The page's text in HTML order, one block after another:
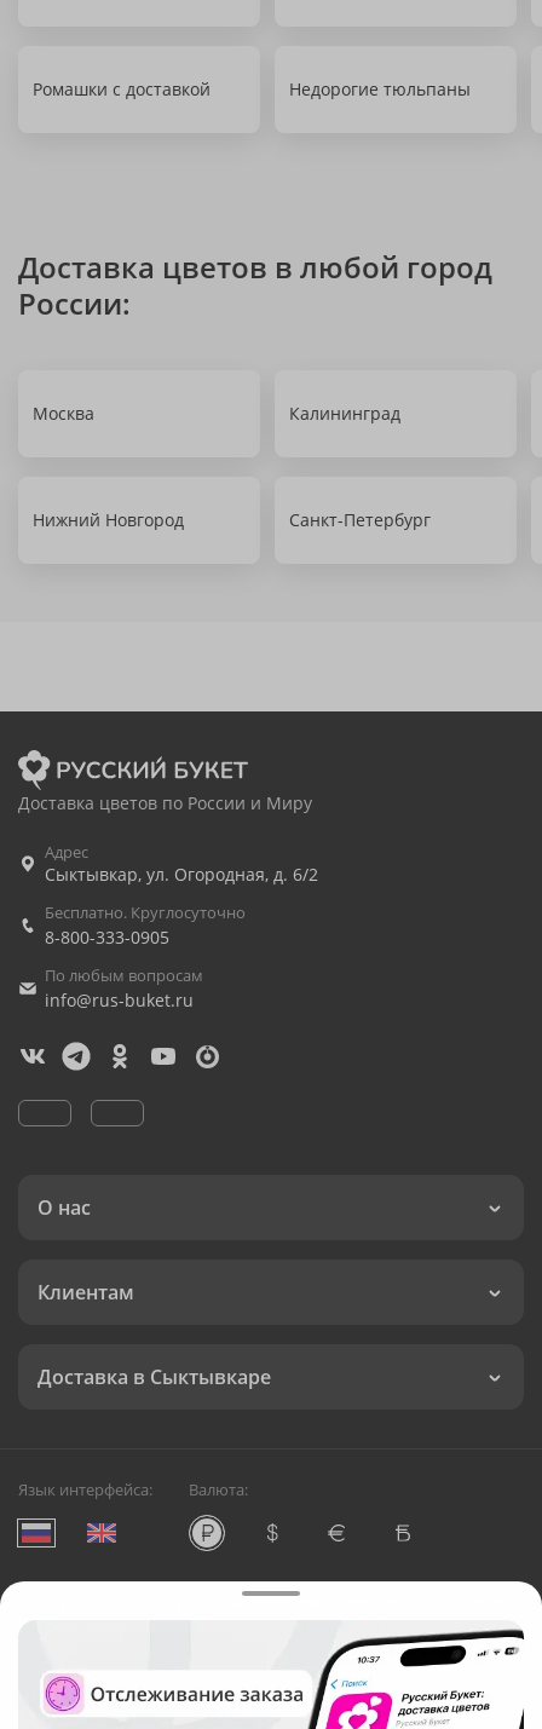
Ромашки с доставкой Недорогие тюльпаны
Доставка цветов в любой город
России:
Москва Калининград
Нижний Новгород Санкт-Петербург
Доставка цветов по России и Миру
Адрес
Сыктывкар, ул. Огородная, д. 6/2
Бесплатно. Круглосуточно
8-800-333-0905
По любым вопросам
info@rus-buket.ru
О нас
Клиентам
Доставка в Сыктывкаре
Язык интерфейса: Валюта:
Служба круглосуточной доставки цветов в Сыктывкаре
Русский Букет, 2026
Общество с ограниченной ответственностью «Технология»
ОГРН: 1195476081745, ИНН: 5410081997
Юридический адрес: г. Новосибирск, ул. Ипподромская,